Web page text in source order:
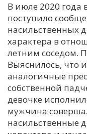
Е
И
К
В июле 2020 года
поступило
насильственных
характера в
летним соседом.
Выяснилось, что
аналогичные
собственной
девочке
мужчина
насильственные